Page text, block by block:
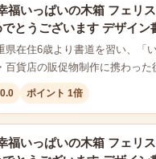
福いっぱいの木箱 フェリ
とうございます デザイン
在住6歳より書道を習い、「
百貨店の販促物制作に携わっ
ポイント 1倍
福いっぱいの木箱 フェリ